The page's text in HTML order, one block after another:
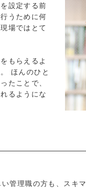
設定する前
うために何
場ではとて
もらえるよ
ほんのひと
たことで、
るようにな
管理職の方も、スキ